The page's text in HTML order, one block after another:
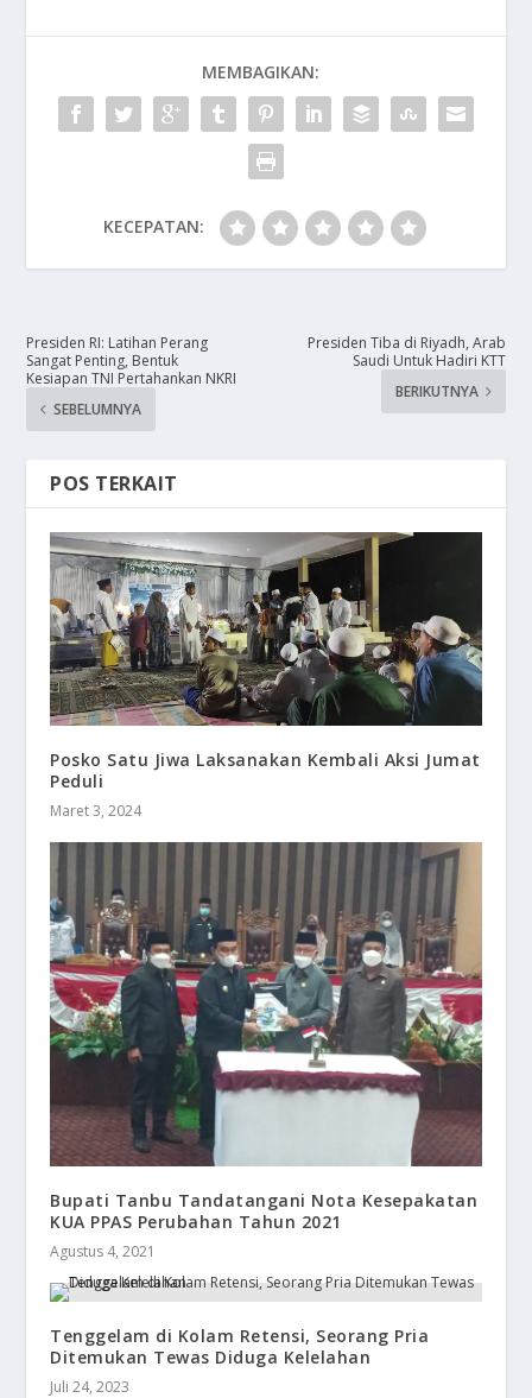
MEMBAGIKAN:
KECEPATAN:
Presiden RI: Latihan Perang
Sangat Penting, Bentuk
Kesiapan TNI Pertahankan NKRI
SEBELUMNYA
Presiden Tiba di Riyadh, Arab
Saudi Untuk Hadiri KTT
BERIKUTNYA
POS TERKAIT
Posko Satu Jiwa Laksanakan Kembali Aksi Jumat
Peduli
Maret 3, 2024
Bupati Tanbu Tandatangani Nota Kesepakatan
KUA PPAS Perubahan Tahun 2021
Agustus 4, 2021
Tenggelam di Kolam Retensi, Seorang Pria
Ditemukan Tewas Diduga Kelelahan
Juli 24, 2023